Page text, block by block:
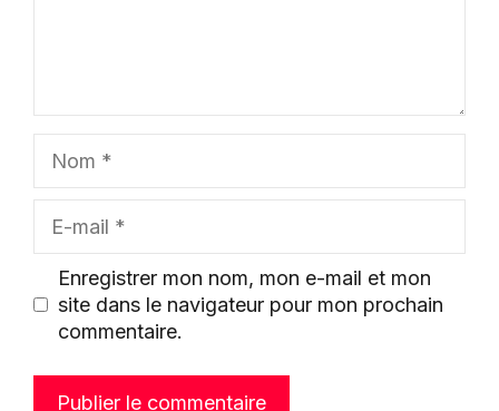
mail
Enregistrer mon nom, mon e-mail et mon
site dans le navigateur pour mon prochain
commentaire.